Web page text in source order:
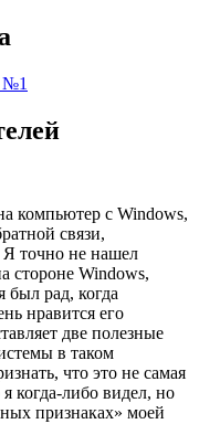
компьютер с Windows,
связи,
Я точно не нашел
стороне Windows,
был рад, когда
нравится его
две полезные
в таком
что это не самая
когда-либо видел, но
признаках» моей